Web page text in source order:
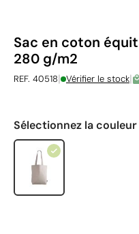
Sac en coton
280 g/m2
REF. 40518| Vérifier le stock|
Sélectionnez la couleur